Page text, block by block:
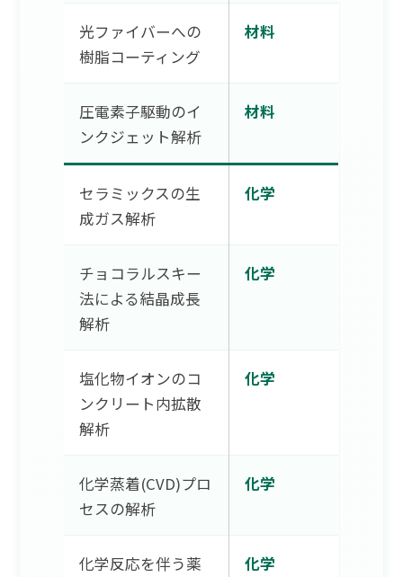
光ファイバーへの
樹脂コーティング
材料
圧電素子駆動のイ
ンクジェット解析
材料
セラミックスの生
成ガス解析
化学
チョコラルスキー
法による結晶成長
解析
化学
塩化物イオンのコ
ンクリート内拡散
解析
化学
化学蒸着(CVD)プロ
セスの解析
化学
化学反応を伴う薬
化学